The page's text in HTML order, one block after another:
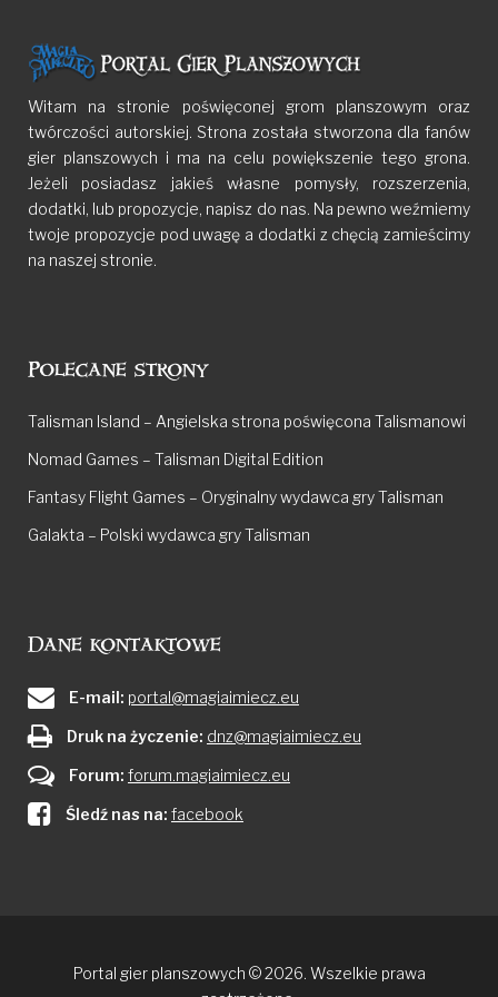
Witam na stronie poświęconej grom planszowym oraz
twórczości autorskiej. Strona została stworzona dla fanów
gier planszowych i ma na celu powiększenie tego grona.
Jeżeli posiadasz jakieś własne pomysły, rozszerzenia,
dodatki, lub propozycje, napisz do nas. Na pewno weźmiemy
twoje propozycje pod uwagę a dodatki z chęcią zamieścimy
na naszej stronie.
Polecane strony
Talisman Island – Angielska strona poświęcona Talismanowi
Nomad Games – Talisman Digital Edition
Fantasy Flight Games – Oryginalny wydawca gry Talisman
Galakta – Polski wydawca gry Talisman
Dane kontaktowe
E-mail: portal@magiaimiecz.eu
Druk na życzenie: dnz@magiaimiecz.eu
Forum: forum.magiaimiecz.eu
Śledź nas na: facebook
Portal gier planszowych © 2026. Wszelkie prawa